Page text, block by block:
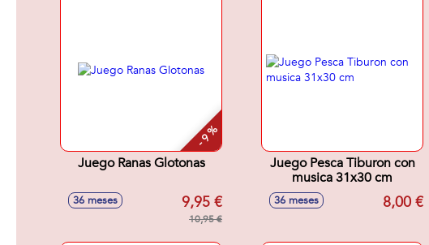
- 9 %
Juego Ranas Glotonas
36 meses 9,95 €
10,95 €
Juego Pesca Tiburon con
musica 31x30 cm
36 meses 8,00 €